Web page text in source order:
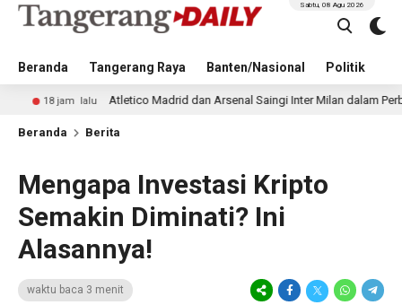
Beranda Tangerang Raya Banten/Nasional Politik
Sabtu, 08 Agu 2026
Atletico Madrid dan Arsenal Saingi Inter Milan dalam Perburuan
Beranda Berita
Mengapa Investasi Kripto
Semakin Diminati? Ini
Alasannya!
waktu baca 3 menit